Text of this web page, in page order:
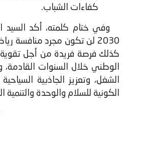
كفاءات الشباب.
وفي ختام كلمته، أكد السيد
2030 لن تكون مجرد منافسة
كذلك فرصة فريدة من أجل تقوية
الوطني خلال السنوات
الشغل، وتعزيز الجاذبية السياحية
الكونية للسلام والوحدة والتنمية